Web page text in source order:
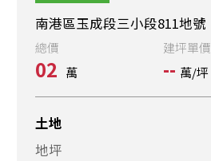
南港區玉成段三小段811地號
總價
02 萬
建坪單價
-- 萬/坪
土地
地坪